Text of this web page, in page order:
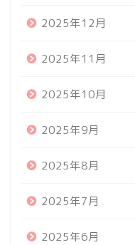
2025年12月
2025年11月
2025年10月
2025年9月
2025年8月
2025年7月
2025年6月